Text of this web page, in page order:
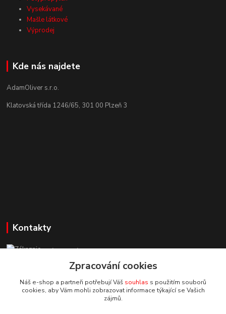
Vysekávané
Mašle látkové
Výprodej
Kde nás najdete
AdamOliver s.r.o.
Klatovská třída 1246/65, 301 00 Plzeň 3
Kontakty
Zákaznická podpora StuhyLevně.cz
+420 725 618 353
(Po-Pá, 8-16 hod.)
adamoliver@seznam.cz
Zpracování cookies
Náš e-shop a partneři potřebují Váš souhlas s použitím souborů
cookies, aby Vám mohli zobrazovat informace týkající se Vašich
zájmů.